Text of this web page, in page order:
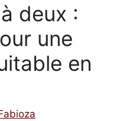
deux :
une
en